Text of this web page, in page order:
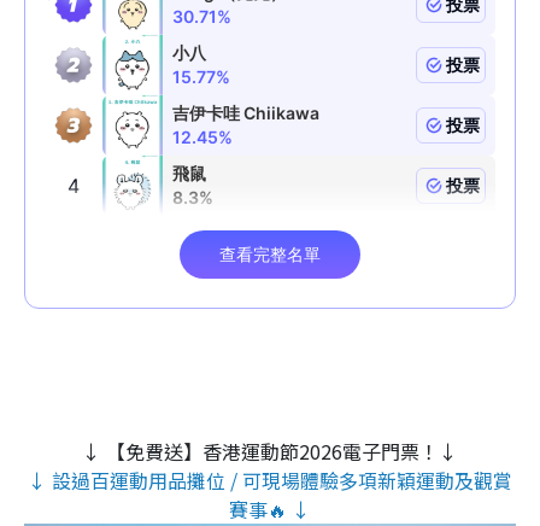
↓ 【免費送】香港運動節2026電子門票！↓
↓ 設過百運動用品攤位 / 可現場體驗多項新穎運動及觀賞
賽事🔥 ↓